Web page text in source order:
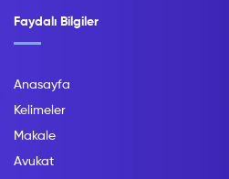
Faydalı Bilgiler
Anasayfa
Kelimeler
Makale
Avukat